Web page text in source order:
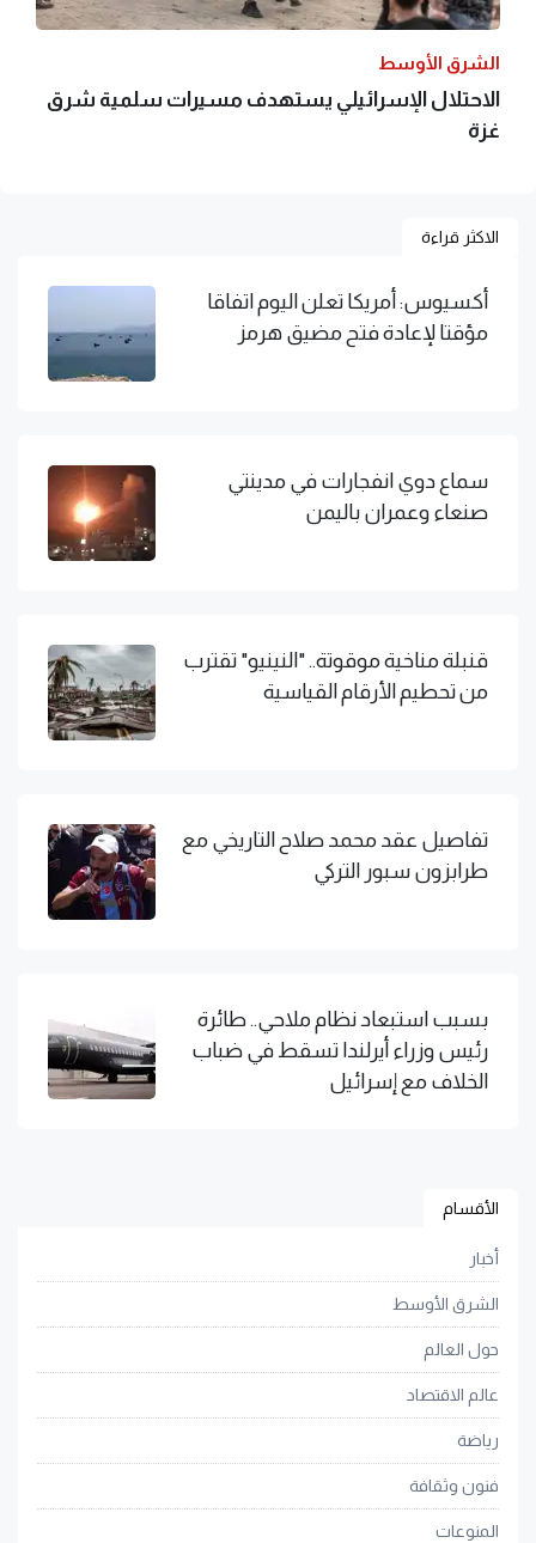
الشرق الأوسط
الاحتلال الإسرائيلي يستهدف مسيرات سلمية شرق
غزة
الاكثر قراءة
أكسيوس: أمريكا تعلن اليوم اتفاقا
مؤقتا لإعادة فتح مضيق هرمز
سماع دوي انفجارات في مدينتي
صنعاء وعمران باليمن
قنبلة مناخية موقوتة.. "النينيو" تقترب
من تحطيم الأرقام القياسية
تفاصيل عقد محمد صلاح التاريخي مع
طرابزون سبور التركي
بسبب استبعاد نظام ملاحي.. طائرة
رئيس وزراء أيرلندا تسقط في ضباب
الخلاف مع إسرائيل
الأقسام
أخبار
الشرق الأوسط
حول العالم
عالم الاقتصاد
رياضة
فنون وثقافة
المنوعات